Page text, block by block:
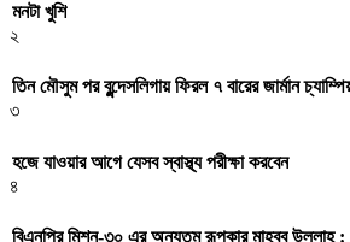
মনটা খুশি
২
তিন মৌসুম পর বুন্দেসলিগায় ফিরল ৭ বারের জার্মান
৩
হজে যাওয়ার আগে যেসব স্বাস্থ্য পরীক্ষা করবেন
৪
বিএনপির মিশন-৩০ এর অন্যতম রূপকার মাহবুব উল্লাহ :